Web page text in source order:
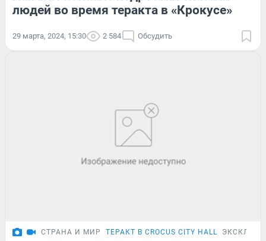
людей во время теракта в «Крокусе»
29 марта, 2024, 15:30 2 584 Обсудить
СТРАНА И МИР ТЕРАКТ В CROCUS CITY HALL